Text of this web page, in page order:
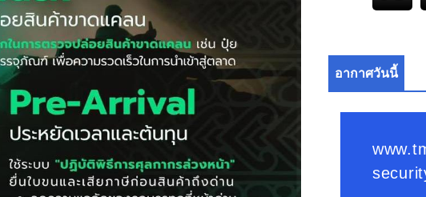
อากาศวันนี้